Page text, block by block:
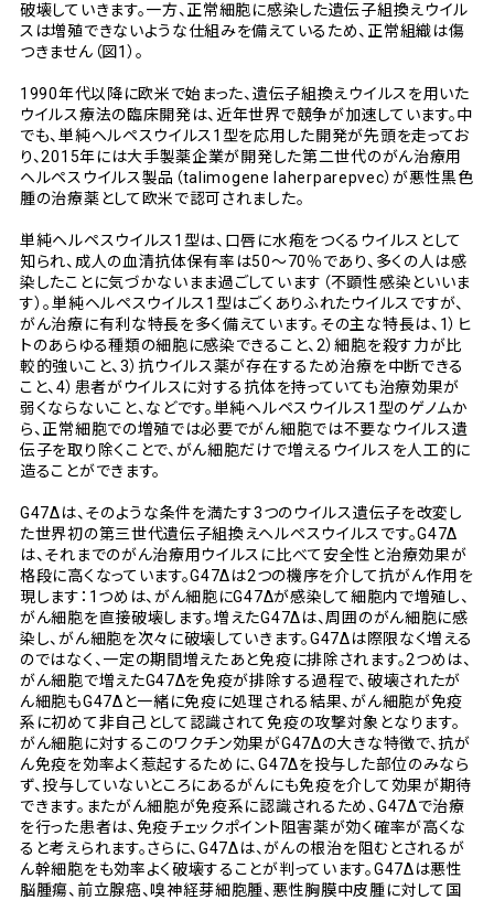
破壊していきます。一方、正常細胞に感染した遺伝子組換えウイル
スは増殖できないような仕組みを備えているため、正常組織は傷
つきません（図1）。
1990年代以降に欧米で始まった、遺伝子組換えウイルスを用いた
ウイルス療法の臨床開発は、近年世界で競争が加速しています。中
でも、単純ヘルペスウイルス1型を応用した開発が先頭を走ってお
り、2015年には大手製薬企業が開発した第二世代のがん治療用
ヘルペスウイルス製品（talimogene laherparepvec）が悪性黒色
腫の治療薬として欧米で認可されました。
単純ヘルペスウイルス1型は、口唇に水疱をつくるウイルスとして
知られ、成人の血清抗体保有率は50～70％であり、多くの人は感
染したことに気づかないまま過ごしています（不顕性感染といいま
す）。単純ヘルペスウイルス1型はごくありふれたウイルスですが、
がん治療に有利な特長を多く備えています。その主な特長は、1）ヒ
トのあらゆる種類の細胞に感染できること、2）細胞を殺す力が比
較的強いこと、3）抗ウイルス薬が存在するため治療を中断できる
こと、4）患者がウイルスに対する抗体を持っていても治療効果が
弱くならないこと、などです。単純ヘルペスウイルス1型のゲノムか
ら、正常細胞での増殖では必要でがん細胞では不要なウイルス遺
伝子を取り除くことで、がん細胞だけで増えるウイルスを人工的に
造ることができます。
G47Δは、そのような条件を満たす3つのウイルス遺伝子を改変し
た世界初の第三世代遺伝子組換えヘルペスウイルスです。G47Δ
は、それまでのがん治療用ウイルスに比べて安全性と治療効果が
格段に高くなっています。G47Δは2つの機序を介して抗がん作用を
現します：1つめは、がん細胞にG47Δが感染して細胞内で増殖し、
がん細胞を直接破壊します。増えたG47Δは、周囲のがん細胞に感
染し、がん細胞を次々に破壊していきます。G47Δは際限なく増える
のではなく、一定の期間増えたあと免疫に排除されます。2つめは、
がん細胞で増えたG47Δを免疫が排除する過程で、破壊されたが
ん細胞もG47Δと一緒に免疫に処理される結果、がん細胞が免疫
系に初めて非自己として認識されて免疫の攻撃対象となります。
がん細胞に対するこのワクチン効果がG47Δの大きな特徴で、抗が
ん免疫を効率よく惹起するために、G47Δを投与した部位のみなら
ず、投与していないところにあるがんにも免疫を介して効果が期待
できます。またがん細胞が免疫系に認識されるため、G47Δで治療
を行った患者は、免疫チェックポイント阻害薬が効く確率が高くな
ると考えられます。さらに、G47Δは、がんの根治を阻むとされるが
ん幹細胞をも効率よく破壊することが判っています。G47Δは悪性
脳腫瘍、前立腺癌、嗅神経芽細胞腫、悪性胸膜中皮腫に対して国